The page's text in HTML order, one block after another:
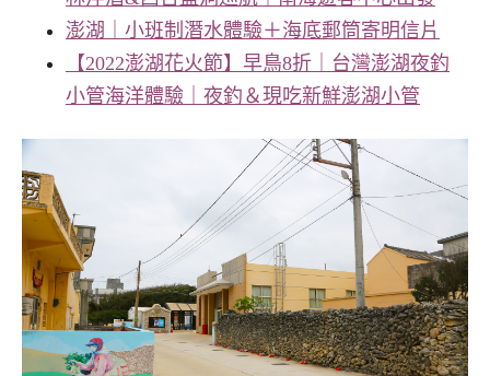
澎湖｜小班制潛水體驗＋海底郵筒寄明信片
【2022澎湖花火節】早鳥8折｜台灣澎湖夜釣
小管海洋體驗｜夜釣＆現吃新鮮澎湖小管